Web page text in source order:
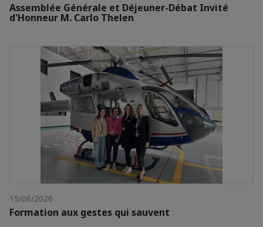
Assemblée Générale et Déjeuner-Débat Invité
d'Honneur M. Carlo Thelen
15/06/2026
Formation aux gestes qui sauvent